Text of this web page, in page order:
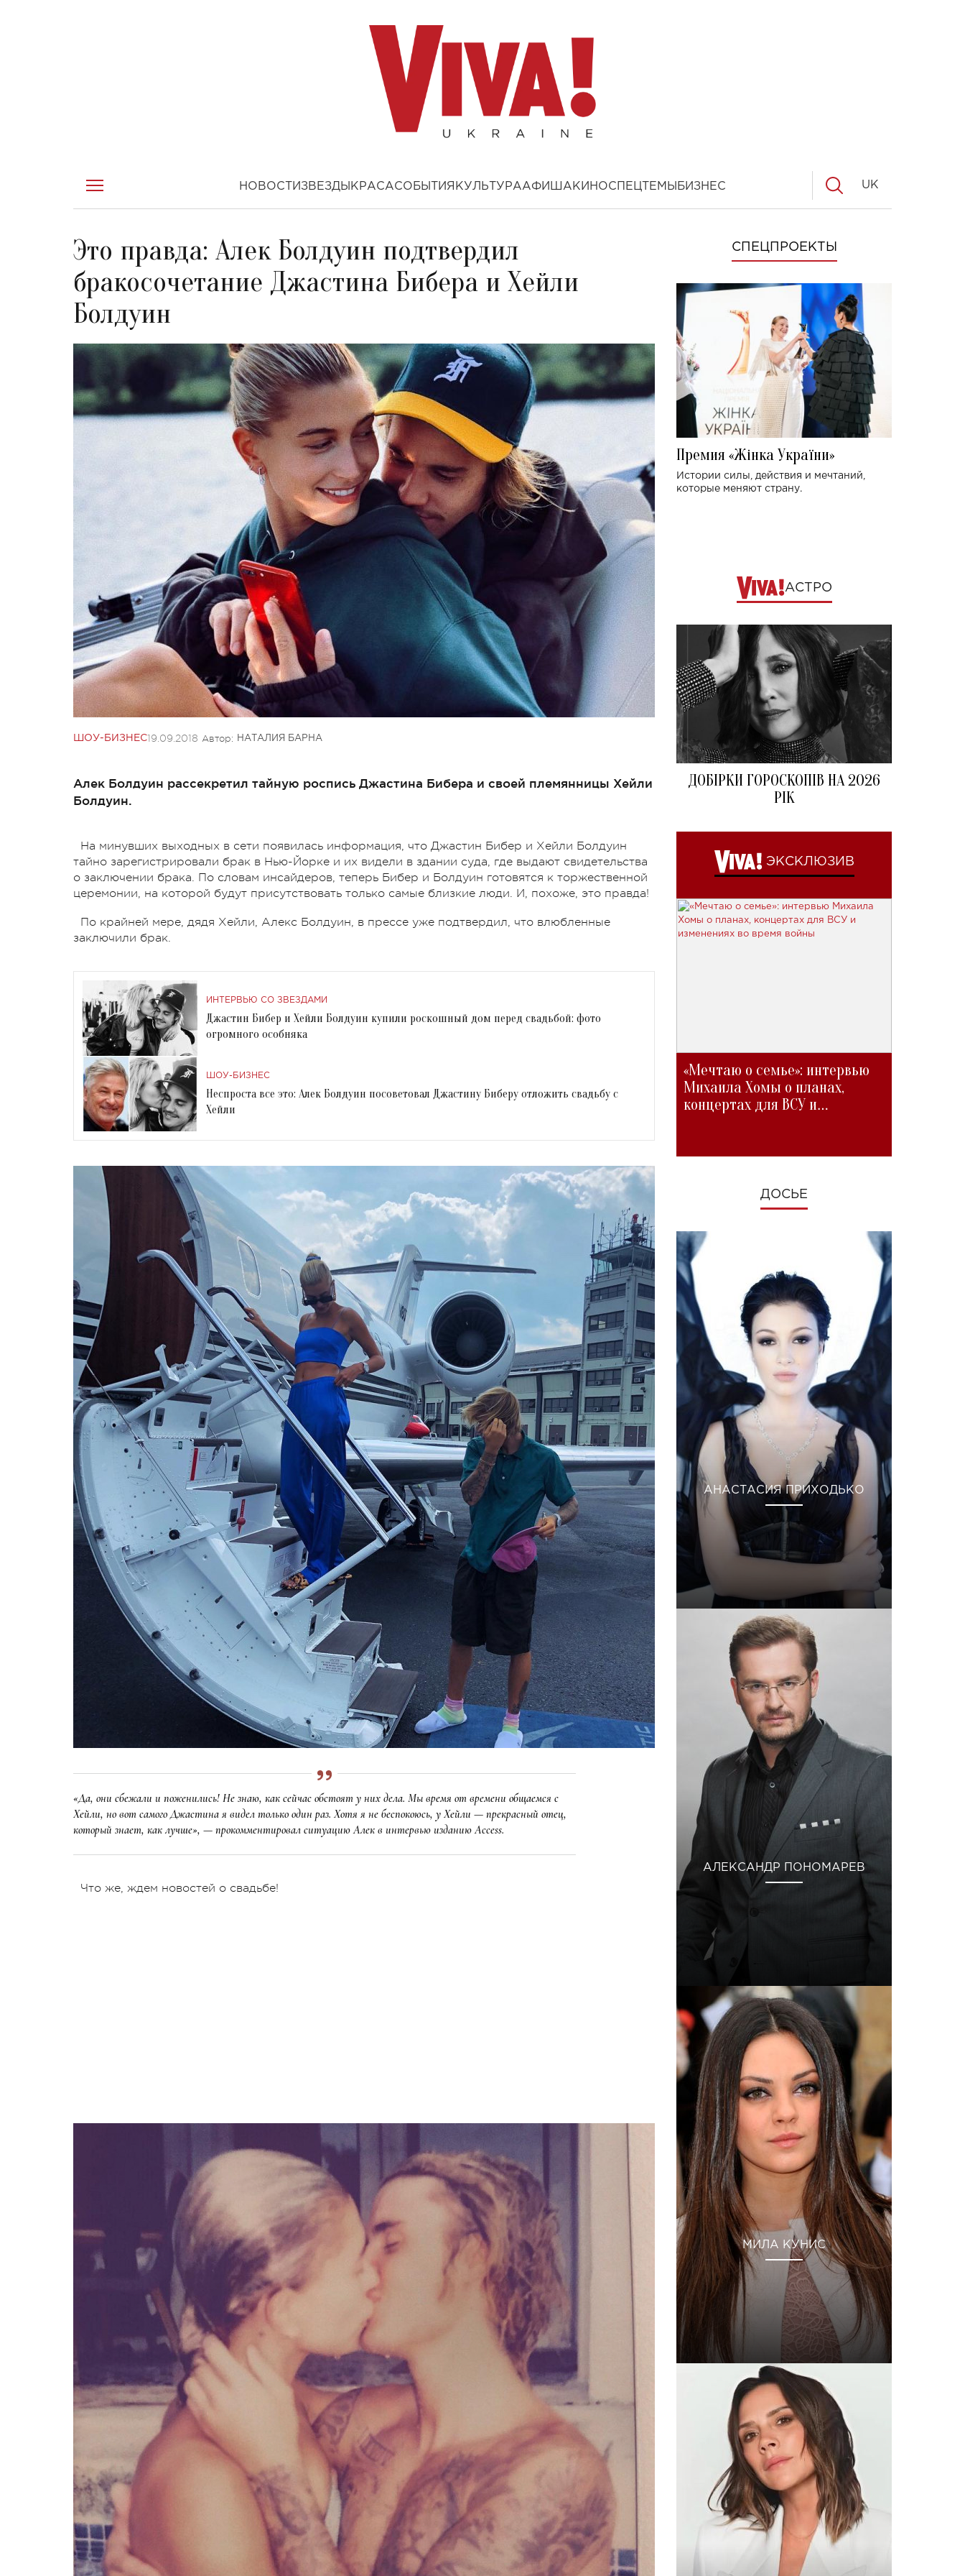
НОВОСТИ ЗВЕЗДЫ КРАСАСОБЫТИЯ КУЛЬТУРААФИША КИНОСПЕЦТЕМЫ БИЗНЕС UK
Это правда: Алек Болдуин подтвердил
бракосочетание Джастина Бибера и Хейли
Болдуин
ШОУ-БИЗНЕС19.09.2018 Автор: НАТАЛИЯ БАРНА
Алек Болдуин рассекретил тайную роспись Джастина Бибера и своей племянницы Хейли
Болдуин.
На минувших выходных в сети появилась информация, что Джастин Бибер и Хейли Болдуин
тайно зарегистрировали брак в Нью-Йорке и их видели в здании суда, где выдают свидетельства
о заключении брака. По словам инсайдеров, теперь Бибер и Болдуин готовятся к торжественной
церемонии, на которой будут присутствовать только самые близкие люди. И, похоже, это правда!
По крайней мере, дядя Хейли, Алекс Болдуин, в прессе уже подтвердил, что влюбленные
заключили брак.
ИНТЕРВЬЮ СО ЗВЕЗДАМИ
Джастин Бибер и Хейли Болдуин купили роскошный дом перед свадьбой: фото
огромного особняка
ШОУ-БИЗНЕС
Неспроста все это: Алек Болдуин посоветовал Джастину Биберу отложить свадьбу с
Хейли
«Да, они сбежали и поженились! Не знаю, как сейчас обстоят у них дела. Мы время от времени общаемся с
Хейли, но вот самого Джастина я видел только один раз. Хотя я не беспокоюсь, у Хейли — прекрасный отец,
который знает, как лучше», — прокомментировал ситуацию Алек в интервью изданию Access.
Что же, ждем новостей о свадьбе!
СПЕЦПРОЕКТЫ
Премия «Жінка України»
Истории силы, действия и мечтаний,
которые меняют страну.
АСТРО
ДОБІРКИ ГОРОСКОПІВ НА 2026
РІК
ЭКСКЛЮЗИВ
«Мечтаю о семье»: интервью
Михаила Хомы о планах,
концертах для ВСУ и
ДОСЬЕ
АНАСТАСИЯ ПРИХОДЬКО
АЛЕКСАНДР ПОНОМАРЕВ
МИЛА КУНИС